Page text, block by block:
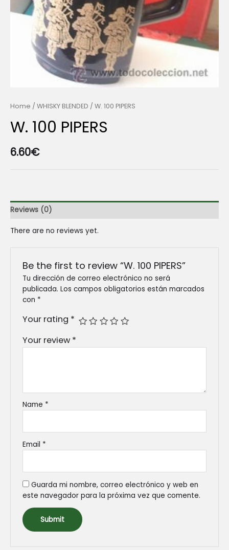
Home / WHISKY BLENDED / W. 100 PIPERS
W. 100 PIPERS
6.60€
Reviews (0)
There are no reviews yet.
Be the first to review “W. 100 PIPERS”
Tu dirección de correo electrónico no será
publicada. Los campos obligatorios están marcados
con *
Your rating *
Your review *
Name *
Email *
Guarda mi nombre, correo electrónico y web en
este navegador para la próxima vez que comente.